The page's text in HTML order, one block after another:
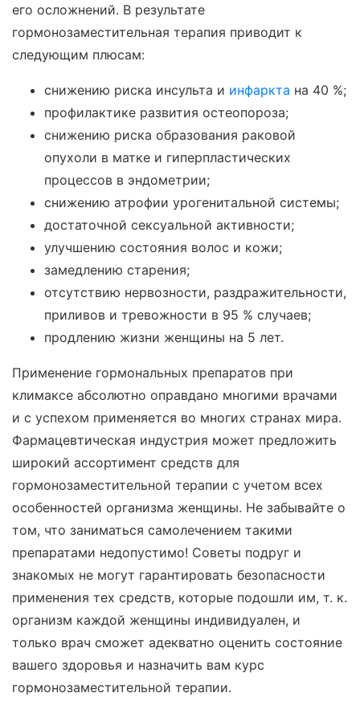
его осложнений. В результате
гормонозаместительная терапия приводит к
следующим плюсам:
снижению риска инсульта и инфаркта на 40 %;
профилактике развития остеопороза;
снижению риска образования раковой
опухоли в матке и гиперпластических
процессов в эндометрии;
снижению атрофии урогенитальной системы;
достаточной сексуальной активности;
улучшению состояния волос и кожи;
замедлению старения;
отсутствию нервозности, раздражительности,
приливов и тревожности в 95 % случаев;
продлению жизни женщины на 5 лет.
Применение гормональных препаратов при
климаксе абсолютно оправдано многими врачами
и с успехом применяется во многих странах мира.
Фармацевтическая индустрия может предложить
широкий ассортимент средств для
гормонозаместительной терапии с учетом всех
особенностей организма женщины. Не забывайте о
том, что заниматься самолечением такими
препаратами недопустимо! Советы подруг и
знакомых не могут гарантировать безопасности
применения тех средств, которые подошли им, т. к.
организм каждой женщины индивидуален, и
только врач сможет адекватно оценить состояние
вашего здоровья и назначить вам курс
гормонозаместительной терапии.